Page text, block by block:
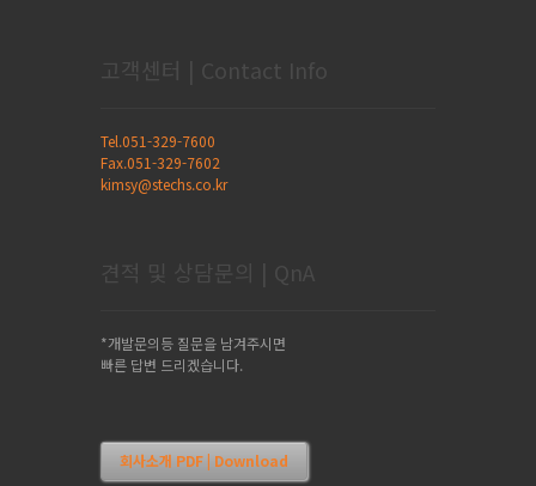
고객센터 | Contact Info
Tel.051-329-7600
Fax.051-329-7602
kimsy@stechs.co.kr
견적 및 상담문의 | QnA
*개발문의등 질문을 남겨주시면
빠른 답변 드리겠습니다.
회사소개 PDF | Download